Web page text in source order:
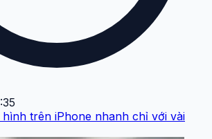
hình trên iPhone nhanh chỉ với vài